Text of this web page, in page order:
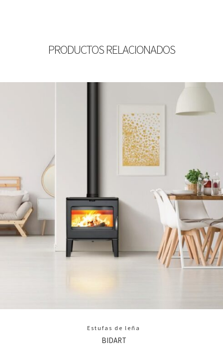
PRODUCTOS RELACIONADOS
Estufas de leña
BIDART